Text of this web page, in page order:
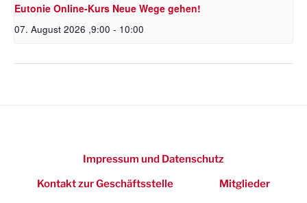
Eutonie Online-Kurs Neue Wege gehen!
07. August 2026 ,9:00 - 10:00
Impressum und Datenschutz
Kontakt zur Geschäftsstelle
Mitglieder